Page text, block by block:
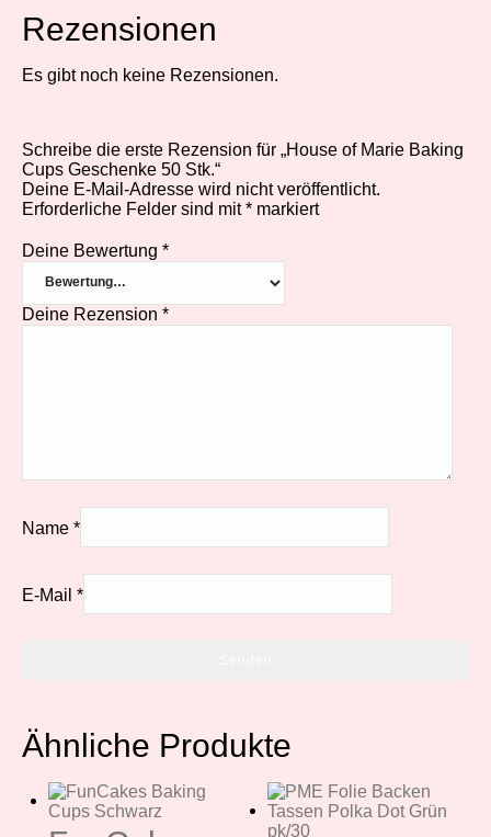
Rezensionen
Es gibt noch keine Rezensionen.
Schreibe die erste Rezension für „House of Marie Baking
Cups Geschenke 50 Stk.“
Deine E-Mail-Adresse wird nicht veröffentlicht.
Erforderliche Felder sind mit* markiert
Deine Bewertung *
Deine Rezension *
Name *
E-Mail *
Ähnliche Produkte